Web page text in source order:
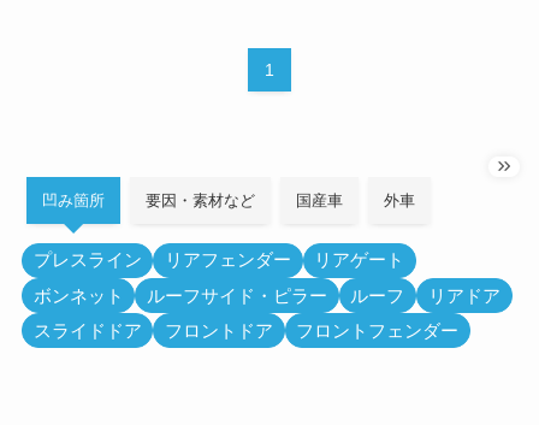
1
凹み箇所 要因・素材など 国産車 外車
プレスライン リアフェンダー
リアゲート
ボンネット
ルーフサイド・ピラー ルーフ
リアドア
スライドドア
フロントドア フロントフェンダー